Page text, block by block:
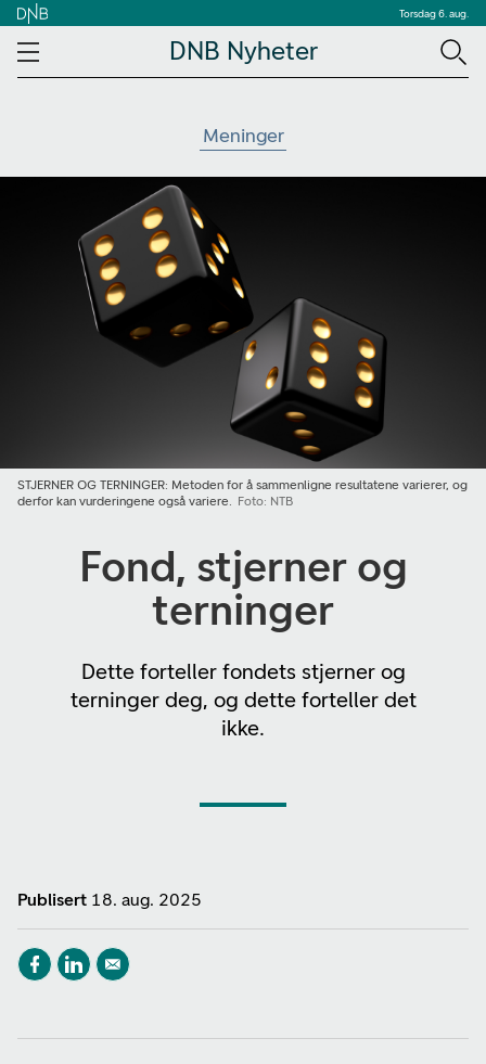
Torsdag 6. aug.
DNB Nyheter
Meninger
STJERNER OG TERNINGER: Metoden for å sammenligne resultatene varierer, og
derfor kan vurderingene også variere.
Foto: NTB
Fond, stjerner og
terninger
Dette forteller fondets stjerner og
terninger deg, og dette forteller det
ikke.
Publisert 18. aug. 2025